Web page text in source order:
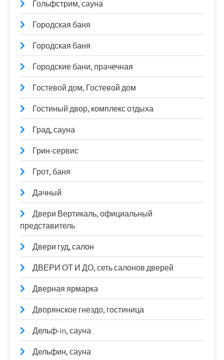
Гольфстрим, сауна
Городская баня
Городская баня
Городские бани, прачечная
Гостевой дом, Гостевой дом
Гостиный двор, комплекс отдыха
Град, сауна
Грин-сервис
Грот, баня
Дачный
Двери Вертикаль, официальный
представитель
Двери гуд, салон
ДВЕРИ ОТ И ДО, сеть салонов дверей
Дверная ярмарка
Дворянское гнездо, гостиница
Дельф-in, сауна
Дельфин, сауна